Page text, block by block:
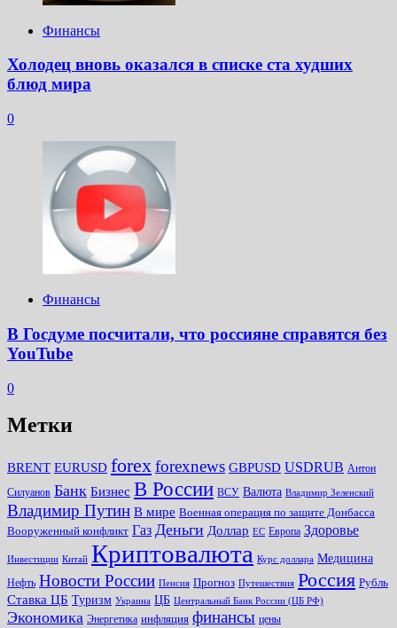
Финансы
Холодец вновь оказался в списке ста худших
блюд мира
0
Финансы
В Госдуме посчитали, что россияне справятся без
YouTube
0
Метки
BRENT EURUSD forexforexnews GBPUSD USDRUB Антон
Силуанов Банк Бизнес В России ВСУ Валюта Владимир Зеленский
Владимир Путин В мире Военная операция по защите Донбасса
Вооруженный конфликт Газ Деньги Доллар ЕС Европа Здоровье
Инвестиции Китай Криптовалюта Курс доллара Медицина
Нефть Новости России Пенсия Прогноз Путешествия Россия Рубль
Ставка ЦБ Туризм Украина ЦБ Центральный Банк России (ЦБ РФ)
Экономика Энергетика инфляция финансы цены